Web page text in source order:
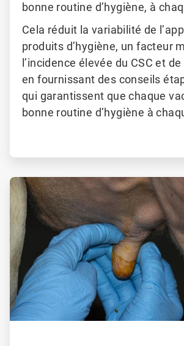
bonne routine d’hygiène, à
Cela réduit la variabilité de
produits d’hygiène, un facteur
l’incidence élevée du CSC et
en fournissant des conseils
qui garantissent que chaque
bonne routine d’hygiène à
ArticleTile
2